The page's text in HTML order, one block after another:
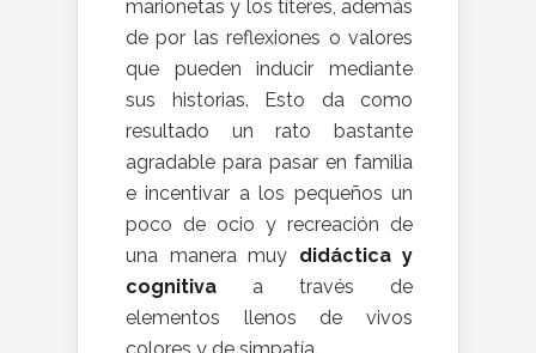
marionetas y los títeres, además
de por las reflexiones o valores
que pueden inducir mediante
sus historias. Esto da como
resultado un rato bastante
agradable para pasar en familia
e incentivar a los pequeños un
poco de ocio y recreación de
una manera muy didáctica y
cognitiva a través de
elementos llenos de vivos